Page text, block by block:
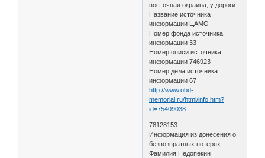
восточная окраина, у дороги
Название источника
информации ЦАМО
Номер фонда источника
информации 33
Номер описи источника
информации 746923
Номер дела источника
информации 67
http://www.obd-
memorial.ru/html/info.htm?
id=75409038
78128153
Информация из донесения о
безвозвратных потерях
Фамилия Недопекин